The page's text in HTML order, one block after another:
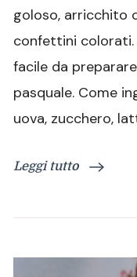
goloso, arricchito
confettini colorati.
facile da
pasquale. Come
uova, zucchero,
Leggi tutto